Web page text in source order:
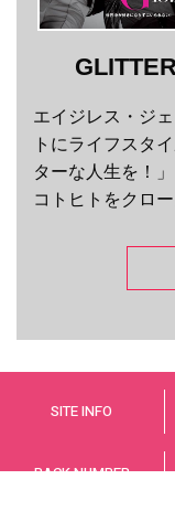
エイジレス・ジ
トにライフスタ
ターな人生を！
コトヒトをクロ
SITE INFO
BACK NUMBER